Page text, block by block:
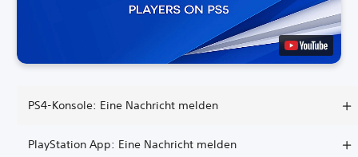
PS4-Konsole: Eine Nachricht melden
PlayStation App: Eine Nachricht melden